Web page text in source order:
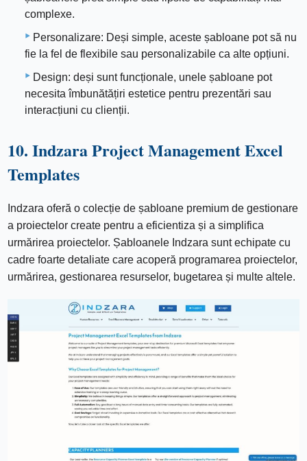
complexe.
Personalizare: Deși simple, aceste șabloane pot să nu
fie la fel de flexibile sau personalizabile ca alte opțiuni.
Design: deși sunt funcționale, unele șabloane pot
necesita îmbunătățiri estetice pentru prezentări sau
interacțiuni cu clienții.
10. Indzara Project Management Excel
Templates
Indzara oferă o colecție de șabloane premium de gestionare
a proiectelor create pentru a eficientiza și a simplifica
urmărirea proiectelor. Șabloanele Indzara sunt echipate cu
cadre foarte detaliate care acoperă programarea proiectelor,
urmărirea, gestionarea resurselor, bugetarea și multe altele.